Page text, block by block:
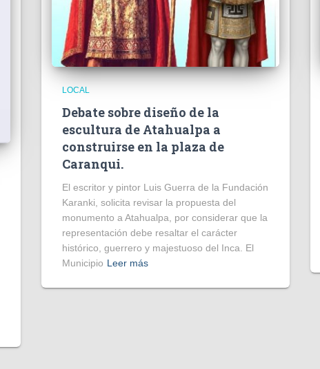
LOCAL
Debate sobre diseño de la
escultura de Atahualpa a
construirse en la plaza de
Caranqui.
El escritor y pintor Luis Guerra de la Fundación
Karanki, solicita revisar la propuesta del
monumento a Atahualpa, por considerar que la
representación debe resaltar el carácter
histórico, guerrero y majestuoso del Inca. El
Municipio Leer más